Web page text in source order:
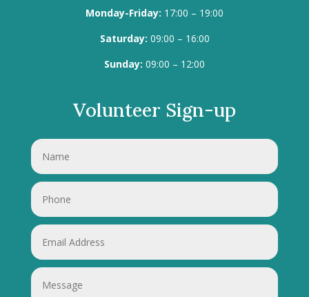
Monday-Friday: 17:00 – 19:00
Saturday: 09:00 – 16:00
Sunday: 09:00 – 12:00
Volunteer Sign-up